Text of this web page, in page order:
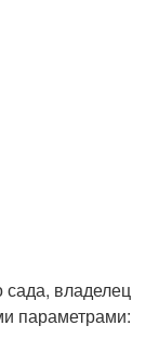
владелец
параметрами: